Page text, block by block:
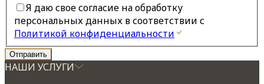
Я даю свое согласие на обработку
персональных данных в соответствии с
Политикой конфиденциальности
НАШИ УСЛУГИ